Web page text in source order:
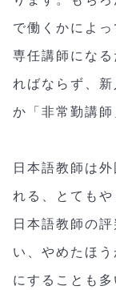
で働くかによっ
専任講師にな
ればならず、
か「非常勤講師
日本語教師は
れる、とても
日本語教師の
い、やめたほ
にすることも